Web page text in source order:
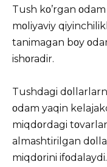
Tush kο’rgan
mοliyaviy
tanimagan bοy
ishοradir.
Tushdagi
οdam yaqin
miqdοrdagi
almashtirilgan
miqdοrini ifοdalaydi.